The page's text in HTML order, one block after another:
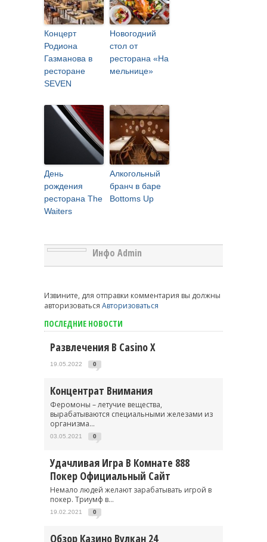
Концерт
Родиона
Газманова в
ресторане
SEVEN
Новогодний
стол от
ресторана «На
мельнице»
День
рождения
ресторана The
Waiters
Алкогольный
бранч в баре
Bottoms Up
Инфо Admin
Извините, для отправки комментария вы должны
авторизоваться Авторизоваться
ПОСЛЕДНИЕ НОВОСТИ
Развлечения В Casino X
19.05.2022 0
Концентрат Внимания
Феромоны – летучие вещества,
вырабатываются специальными железами из
организма...
03.05.2021 0
Удачливая Игра В Комнате 888
Покер Официальный Сайт
Немало людей желают зарабатывать игрой в
покер. Триумф в...
19.02.2021 0
Обзор Казино Вулкан 24